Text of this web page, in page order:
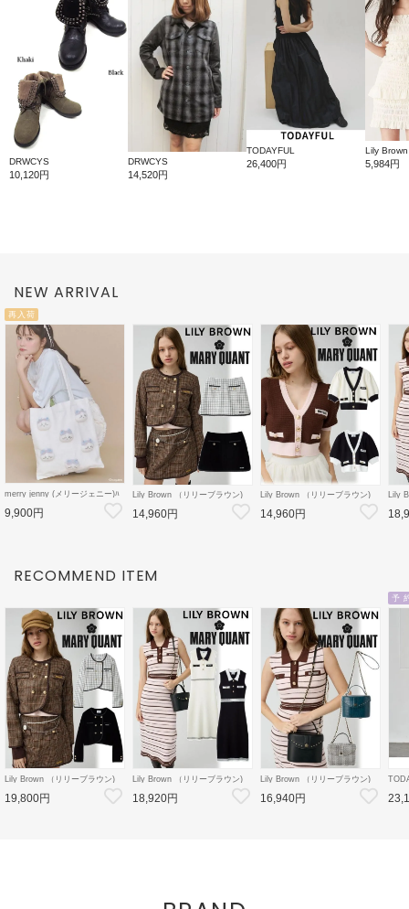
DRWCYS
10,120円
DRWCYS
14,520円
TODAYFUL
26,400円
Lily Brown
5,984円
NEW ARRIVAL
再入荷
merry jenny (メリージェニー)ﾊ
【2826419012】トートバッグ
【ちいかわコラボ】
9,900円
Lily Brown （リリーブラウン)
【LB×MARY QUANT】ミニス
カート 26秋冬
【LWFS264101】フレアスカー
14,960円
Lily Brown （リリーブラウン)
【LB×MARY QUANT】ニット
カーディガン 26秋冬
【LWND264109】カーディガン
14,960円
Lily
ット
【
RECOMMEND ITEM
Lily Brown （リリーブラウン)
【LB×MARY QUANT】ダブル
ボタンジャケット 26秋冬
【LWFJ264100】ジャケット
19,800円
Lily Brown （リリーブラウン)
【LB×MARY QUANT】ポロニ
ットワンピース 26秋冬
【LWNO264110】フレアワンピ
18,920円
Lily Brown （リリーブラウン)
【LB×MARY QUANT】スタッ
ズバニティバッグ 26秋冬
【LWGB264343】ハンド・ショ
16,940円
予
26秋